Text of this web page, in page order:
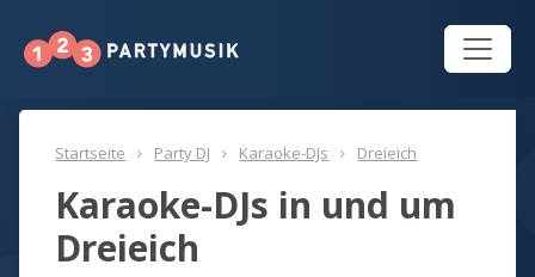
Startseite Party DJ Karaoke-DJs Dreieich
Karaoke-DJs in und um
Dreieich